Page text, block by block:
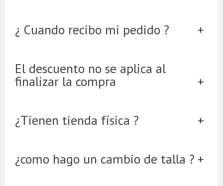
¿ Cuando recibo mi pedido ?
El descuento no se aplica al
finalizar la compra
¿Tienen tienda física ?
¿como hago un cambio de talla ?